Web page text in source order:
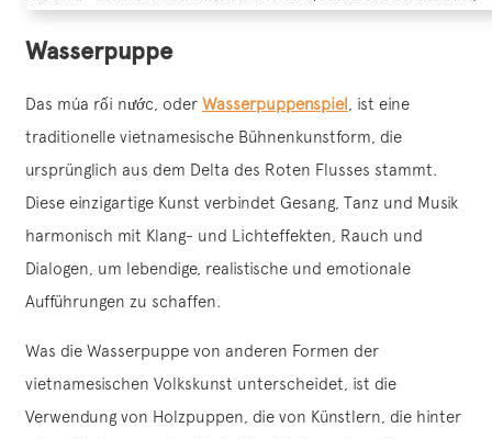
Wasserpuppe
Das múa rối nước, oder Wasserpuppenspiel , ist eine
traditionelle vietnamesische Bühnenkunstform, die
ursprünglich aus dem Delta des Roten Flusses stammt.
Diese einzigartige Kunst verbindet Gesang, Tanz und Musik
harmonisch mit Klang- und Lichteffekten, Rauch und
Dialogen, um lebendige, realistische und emotionale
Aufführungen zu schaffen.
Was die Wasserpuppe von anderen Formen der
vietnamesischen Volkskunst unterscheidet, ist die
Verwendung von Holzpuppen, die von Künstlern, die hinter